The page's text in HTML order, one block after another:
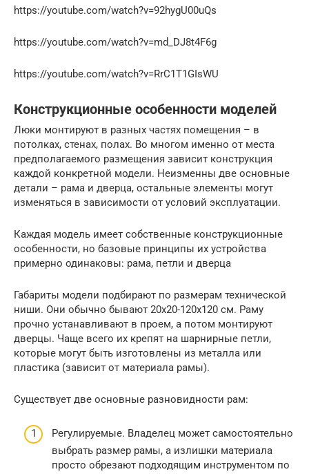
https://youtube.com/watch?v=92hygU00uQs
https://youtube.com/watch?v=md_DJ8t4F6g
https://youtube.com/watch?v=RrC1T1GIsWU
Конструкционные особенности моделей
Люки монтируют в разных частях помещения – в
потолках, стенах, полах. Во многом именно от места
предполагаемого размещения зависит конструкция
каждой конкретной модели. Неизменны две основные
детали – рама и дверца, остальные элементы могут
изменяться в зависимости от условий эксплуатации.
Каждая модель имеет собственные конструкционные
особенности, но базовые принципы их устройства
примерно одинаковы: рама, петли и дверца
Габариты модели подбирают по размерам технической
ниши. Они обычно бывают 20х20-120х120 см. Раму
прочно устанавливают в проем, а потом монтируют
дверцы. Чаще всего их крепят на шарнирные петли,
которые могут быть изготовлены из металла или
пластика (зависит от материала рамы).
Существует две основные разновидности рам:
Регулируемые. Владелец может самостоятельно
выбрать размер рамы, а излишки материала
просто обрезают подходящим инструментом по